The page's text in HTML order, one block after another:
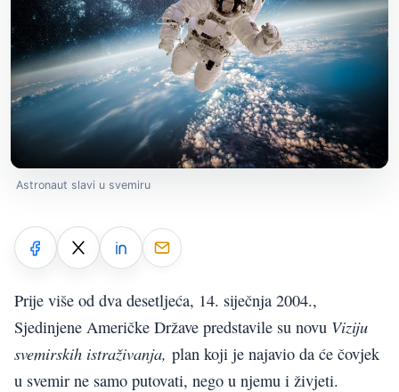
Astronaut slavi u svemiru
Prije više od dva desetljeća, 14. siječnja 2004.,
Sjedinjene Američke Države predstavile su novu Viziju
svemirskih istraživanja, plan koji je najavio da će čovjek
u svemir ne samo putovati, nego u njemu i živjeti.